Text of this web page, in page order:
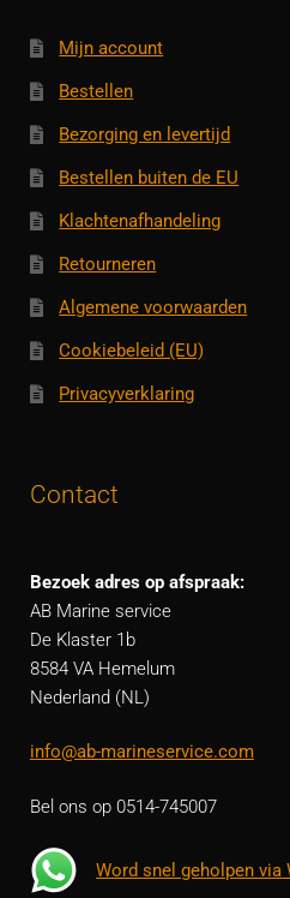
Mijn account
Bestellen
Bezorging en levertijd
Bestellen buiten de EU
Klachtenafhandeling
Retourneren
Algemene voorwaarden
Cookiebeleid (EU)
Privacyverklaring
Contact
Bezoek adres op afspraak:
AB Marine service
De Klaster 1b
8584 VA Hemelum
Nederland (NL)
info@ab-marineservice.com
Bel ons op 0514-745007
Word snel geholpen via